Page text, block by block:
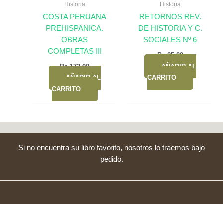
Historia
COSTA PERUANA
PREHISPANICA.
OBRAS
COMPLETAS III
Bs.172,00
AÑADIR AL
CARRITO
Historia
RETORNOS REV.
DE HISTORIA Y C.
SOCIALES Nº 6
Bs.25,00
AÑADIR AL
CARRITO
Si no encuentra su libro favorito, nosotros lo traemos bajo
pedido.